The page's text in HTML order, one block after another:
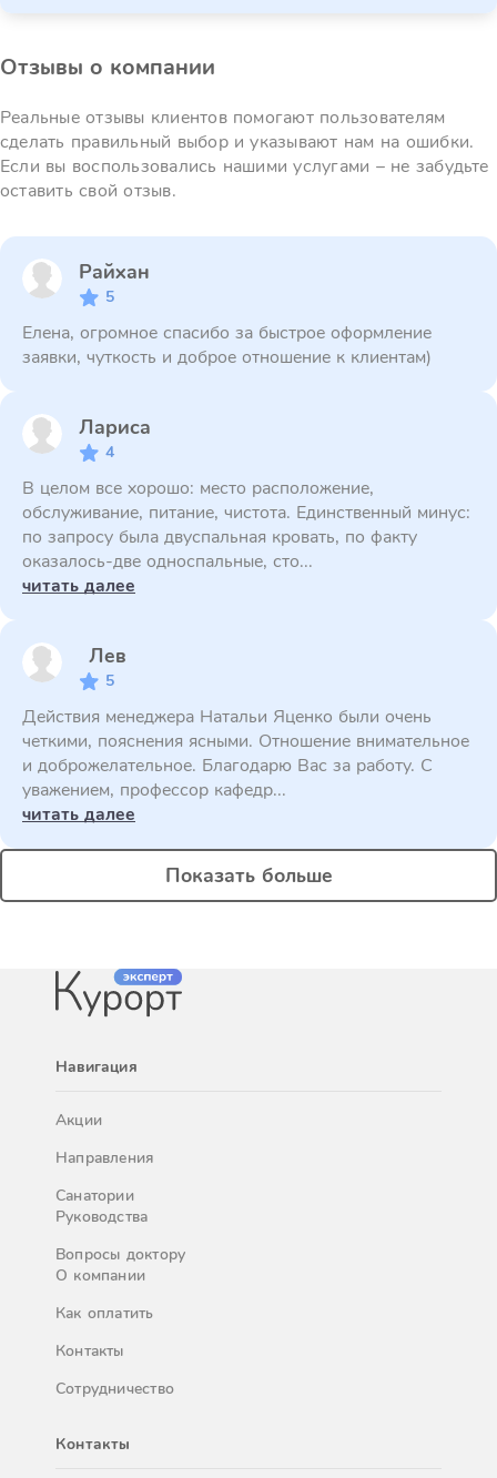
Отзывы о компании
Реальные отзывы клиентов помогают пользователям
сделать правильный выбор и указывают нам на ошибки.
Если вы воспользовались нашими услугами – не забудьте
оставить свой отзыв.
Райхан
5
Елена, огромное спасибо за быстрое оформление
заявки, чуткость и доброе отношение к клиентам)
Лариса
4
В целом все хорошо: место расположение,
обслуживание, питание, чистота. Единственный минус:
по запросу была двуспальная кровать, по факту
оказалось-две односпальные, сто...
читать далее
Лев
5
Действия менеджера Натальи Яценко были очень
четкими, пояснения ясными. Отношение внимательное
и доброжелательное. Благодарю Вас за работу. С
уважением, профессор кафедр...
читать далее
Показать больше
Навигация
Акции
Направления
Санатории
Руководства
Вопросы доктору
О компании
Как оплатить
Контакты
Сотрудничество
Контакты